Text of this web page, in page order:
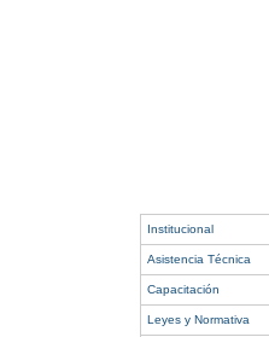
Institucional
Asistencia Técnica
Capacitación
Leyes y Normativa